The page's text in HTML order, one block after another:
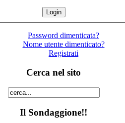
Password dimenticata?
Nome utente dimenticato?
Registrati
Cerca nel sito
Il Sondaggione!!